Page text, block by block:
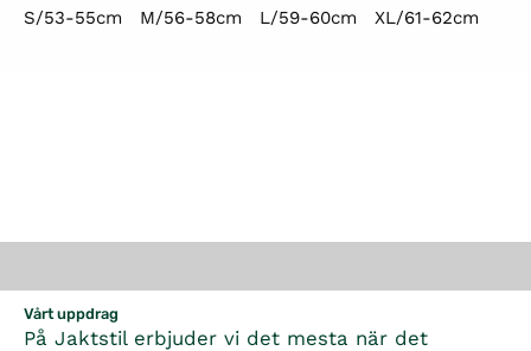
S/53-55cm M/56-58cm L/59-60cm XL/61-62cm
Vårt uppdrag
På Jaktstil erbjuder vi det mesta när det